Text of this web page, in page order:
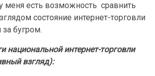
меня есть возможность сравнить
состояние интернет-торговли
бугром.
национальной интернет-торговли
взгляд):